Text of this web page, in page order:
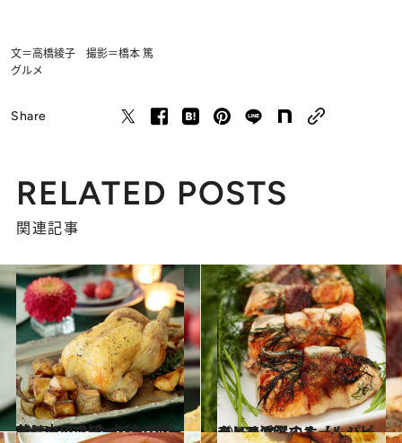
文＝高橋綾子 撮影＝橋本 篤
グルメ
Share
RELATED POSTS
関連記事
2015.12.12
美しいデクパージュ(切り分け方)のため 丸鶏のパーツについて知っておこう
グルメ 2015.12.7
クリスマスのホームパーティで活躍する【レシピまとめ10】
グルメ